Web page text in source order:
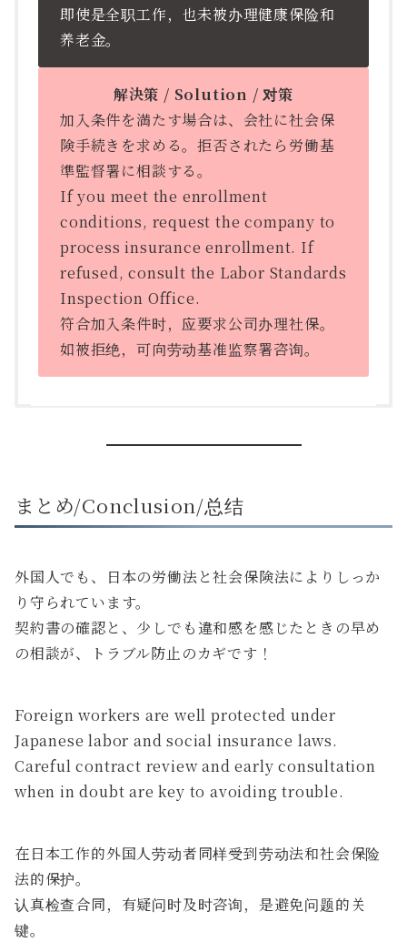
即使是全职工作，也未被办理健康保险和
养老金。
解決策 / Solution / 对策
加入条件を満たす場合は、会社に社会保
険手続きを求める。拒否されたら労働基
準監督署に相談する。
If you meet the enrollment
conditions, request the company to
process insurance enrollment. If
refused, consult the Labor Standards
Inspection Office.
符合加入条件时，应要求公司办理社保。
如被拒绝，可向劳动基准监察署咨询。
まとめ/Conclusion/总结
外国人でも、日本の労働法と社会保険法によりしっか
り守られています。
契約書の確認と、少しでも違和感を感じたときの早め
の相談が、トラブル防止のカギです！
Foreign workers are well protected under
Japanese labor and social insurance laws.
Careful contract review and early consultation
when in doubt are key to avoiding trouble.
在日本工作的外国人劳动者同样受到劳动法和社会保险
法的保护。
认真检查合同，有疑问时及时咨询，是避免问题的关
键。